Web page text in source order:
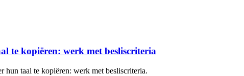
te kopiëren: werk met besliscriteria
hun taal te kopiëren: werk met besliscriteria.